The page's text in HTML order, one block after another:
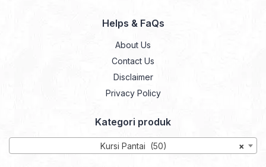
Helps & FaQs
About Us
Contact Us
Disclaimer
Privacy Policy
Kategori produk
×
Kursi Pantai (50)